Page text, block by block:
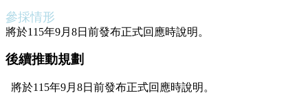
參採情形
將於115年9月8日前發布正式回應時說明。
後續推動規劃
將於115年9月8日前發布正式回應時說明。